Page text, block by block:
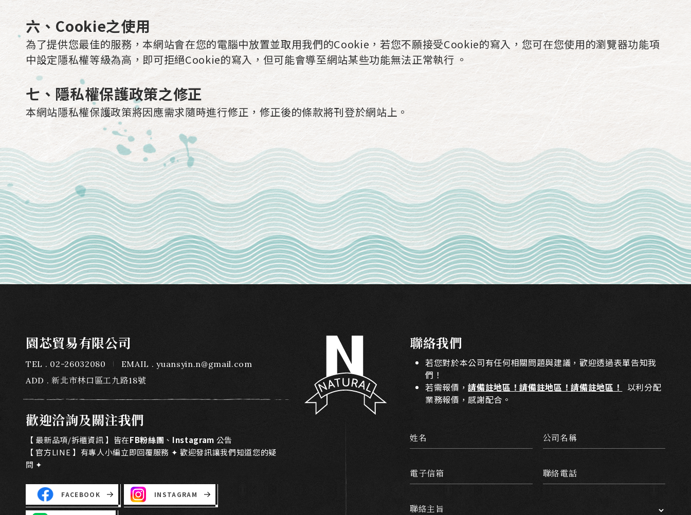
六、Cookie之使用
為了提供您最佳的服務，本網站會在您的電腦中放置並取用我們的Cookie，若您不願接受Cookie的寫入，您可在您使用的瀏覽器功能項
中設定隱私權等級為高，即可拒絕Cookie的寫入，但可能會導至網站某些功能無法正常執行 。
七、隱私權保護政策之修正
本網站隱私權保護政策將因應需求隨時進行修正，修正後的條款將刊登於網站上。
園芯貿易有限公司
TEL 02-26032080 EMAIL
yuansyin.n@gmail.com
ADD
新北市林口區工九路18號
歡迎洽詢及關注我們
【 最新品項/拆櫃資訊 】皆在FB粉絲團 、 Instagram 公告
【 官方LINE 】有專人小編立即回覆服務 ✦ 歡迎發訊讓我們知道您的疑
問 ✦
FACEBOOK INSTAGRAM
聯絡我們
若您對於本公司有任何相關問題與建議，歡迎透過表單告知我
們！
若需報價，請備註地區！請備註地區！請備註地區！
以利分配
業務報價，感謝配合。
姓名 公司名稱
電子信箱 聯絡電話
聯絡主旨